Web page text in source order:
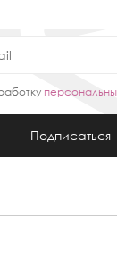
Подписаться